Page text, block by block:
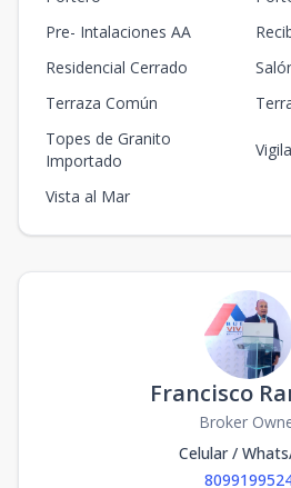
Pre- Intalaciones AA
Residencial Cerrado
Terraza Común
Topes de Granito
Importado
Vista al Mar
Francisco
Broker
Celular /